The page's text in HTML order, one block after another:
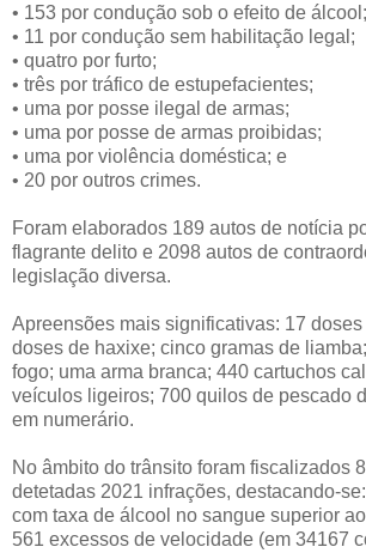
• 153 por condução sob o efeito de álcool;
• 11 por condução sem habilitação legal;
• quatro por furto;
• três por tráfico de estupefacientes;
• uma por posse ilegal de armas;
• uma por posse de armas proibidas;
• uma por violência doméstica; e
• 20 por outros crimes.
Foram elaborados 189 autos de notícia
flagrante delito e 2098 autos de
legislação diversa.
Apreensões mais significativas: 17
doses de haxixe; cinco gramas de
fogo; uma arma branca; 440 cartuchos
veículos ligeiros; 700 quilos de pescado
em numerário.
No âmbito do trânsito foram fiscalizados
detetadas 2021 infrações, destacando-
com taxa de álcool no sangue superior
561 excessos de velocidade (em 34167